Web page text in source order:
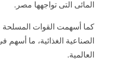
المائى التى تواجهها مصر.
كما أسهمت القوات المسلحة
الصناعية الغذائية، ما
العالمية.